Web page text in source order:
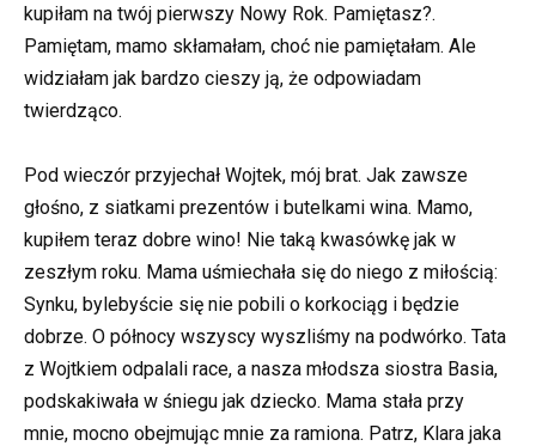
kupiłam na twój pierwszy Nowy Rok. Pamiętasz?.
Pamiętam, mamo skłamałam, choć nie pamiętałam. Ale
widziałam jak bardzo cieszy ją, że odpowiadam
twierdząco.
Pod wieczór przyjechał Wojtek, mój brat. Jak zawsze
głośno, z siatkami prezentów i butelkami wina. Mamo,
kupiłem teraz dobre wino! Nie taką kwasówkę jak w
zeszłym roku. Mama uśmiechała się do niego z miłością:
Synku, bylebyście się nie pobili o korkociąg i będzie
dobrze. O północy wszyscy wyszliśmy na podwórko. Tata
z Wojtkiem odpalali race, a nasza młodsza siostra Basia,
podskakiwała w śniegu jak dziecko. Mama stała przy
mnie, mocno obejmując mnie za ramiona. Patrz, Klara jaka